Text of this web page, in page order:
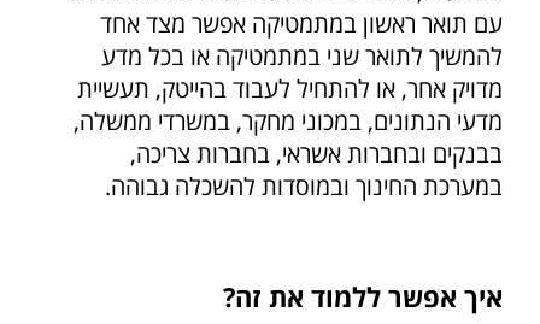
עם תואר ראשון במתמטיקה אפשר מצד אחד
להמשיך לתואר שני במתמטיקה או בכל מדע
מדויק אחר, או להתחיל לעבוד בהייטק, תעשיית
מדעי הנתונים, במכוני מחקר, במשרדי ממשלה,
בבנקים ובחברות אשראי, בחברות צריכה,
במערכת החינוך ובמוסדות להשכלה גבוהה.
איך אפשר ללמוד את זה?